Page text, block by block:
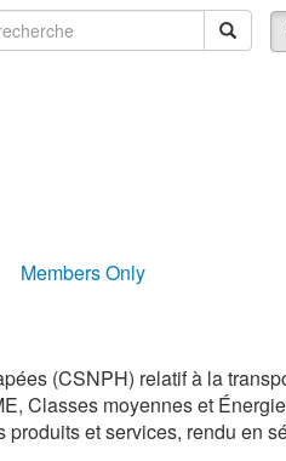
Members Only
(CSNPH) relatif à la
Classes moyennes et
et services, rendu en